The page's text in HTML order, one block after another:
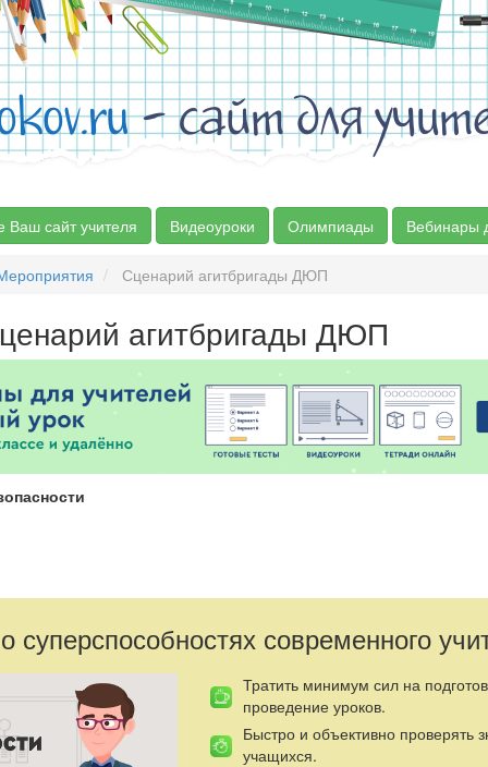
- сайт для
Ваш сайт учителя Видеоуроки Олимпиады Вебинары
Сценарий агитбригады ДЮП
агитбригады ДЮП
ряд?
–два) Налево (направо)
суперспособностях современного
Тратить минимум сил на
проведение уроков.
Быстро и объективно проверять
учащихся.